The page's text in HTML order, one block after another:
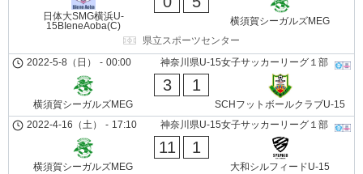
日体大SMG横浜U-
15BIeneAoba(C)
横須賀シーガルズMEG
県立スポーツセンター
神奈川県U-15女子サッカーリーグ１部
2022-5-8（日） - 00:00
横須賀シーガルズMEG
3 1
SCHフットボールクラブU-15
神奈川県U-15女子サッカーリーグ１部
2022-4-16（土） - 17:10
横須賀シーガルズMEG
11 1
大和シルフィードU-15